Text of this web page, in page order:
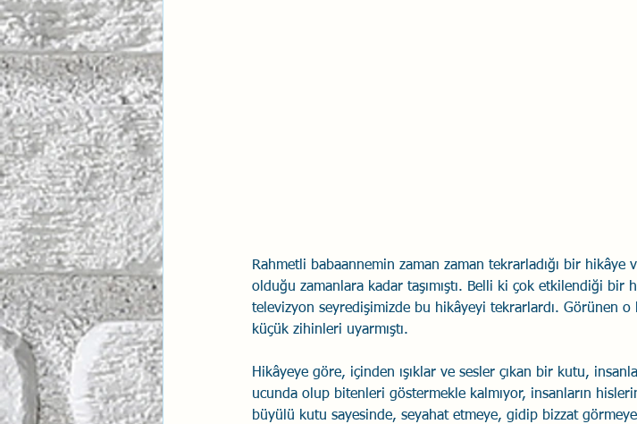
Rahmetli babaannemin zaman zaman tekrarladığı bir
olduğu zamanlara kadar taşımıştı. Belli ki çok etkilendiği bir
televizyon seyredişimizde bu hikâyeyi tekrarlardı. Görünen
küçük zihinleri uyarmıştı.
Hikâyeye göre, içinden ışıklar ve sesler çıkan bir kutu,
ucunda olup bitenleri göstermekle kalmıyor, insanların
büyülü kutu sayesinde, seyahat etmeye, gidip bizzat